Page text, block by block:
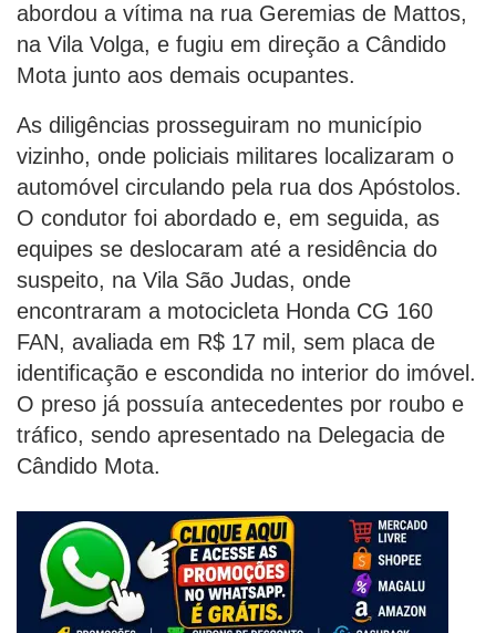
abordou a vítima na rua Geremias de Mattos,
na Vila Volga, e fugiu em direção a Cândido
Mota junto aos demais ocupantes.
As diligências prosseguiram no município
vizinho, onde policiais militares localizaram o
automóvel circulando pela rua dos Apóstolos.
O condutor foi abordado e, em seguida, as
equipes se deslocaram até a residência do
suspeito, na Vila São Judas, onde
encontraram a motocicleta Honda CG 160
FAN, avaliada em R$ 17 mil, sem placa de
identificação e escondida no interior do imóvel.
O preso já possuía antecedentes por roubo e
tráfico, sendo apresentado na Delegacia de
Cândido Mota.